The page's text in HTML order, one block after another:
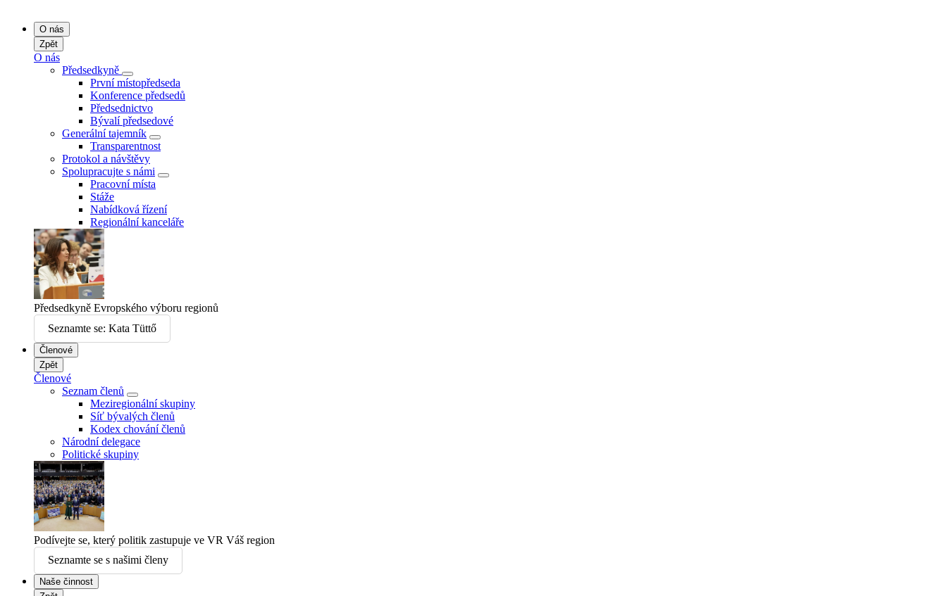
O nás
Zpět
O nás
Předsedkyně
První místopředseda
Konference předsedů
Předsednictvo
Bývalí předsedové
Generální tajemník
Transparentnost
Protokol a návštěvy
Spolupracujte s námi
Pracovní místa
Stáže
Nabídková řízení
Regionální kanceláře
Předsedkyně Evropského výboru regionů
Seznamte se: Kata Tüttő
Členové
Zpět
Členové
Seznam členů
Meziregionální skupiny
Síť bývalých členů
Kodex chování členů
Národní delegace
Politické skupiny
Podívejte se, který politik zastupuje ve VR Váš region
Seznamte se s našimi členy
Naše činnost